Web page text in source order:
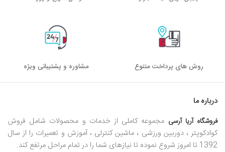
روش های پرداخت متنوع مشاوره و پشتیبانی ویژه
درباره ما
فروشگاه آریا آرسی مجموعه کاملی از خدمات و محصولات شامل فروش
کوادکوپتر ، دوربین ورزشی ، ماشین کنترلی ، آموزش و تعمیرات را از سال
1392 تا امروز شروع نموده تا نیازهای شما را در تمام مراحل مرتفع کند.